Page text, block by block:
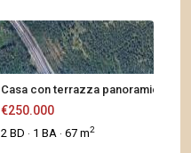
Casa con terrazza panoramica, ...
€250.000
2 BD · 1 BA · 67 m2